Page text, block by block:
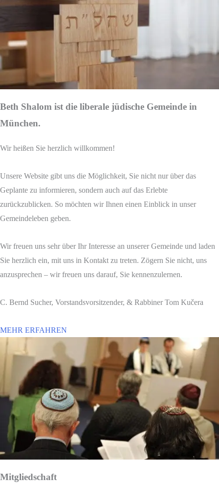
Beth Shalom ist die liberale jüdische Gemeinde in
München.
Wir heißen Sie herzlich willkommen!
Unsere Website gibt uns die Möglichkeit, Sie nicht nur über das
Geplante zu informieren, sondern auch auf das Erlebte
zurückzublicken. So möchten wir Ihnen einen Einblick in unser
Gemeindeleben geben.
Wir freuen uns sehr über Ihr Interesse an unserer Gemeinde und laden
Sie herzlich ein, mit uns in Kontakt zu treten. Zögern Sie nicht, uns
anzusprechen – wir freuen uns darauf, Sie kennenzulernen.
C. Bernd Sucher, Vorstandsvorsitzender, & Rabbiner Tom Kučera
MEHR ERFAHREN
Mitgliedschaft